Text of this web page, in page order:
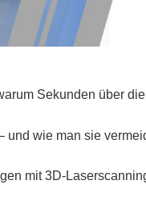
Sekunden über
und wie man sie
mit 3D-